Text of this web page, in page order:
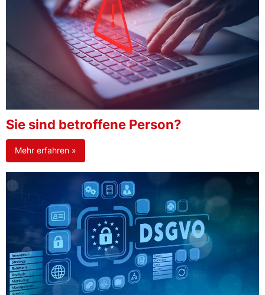
Sie sind betroffene Person?
Mehr erfahren »